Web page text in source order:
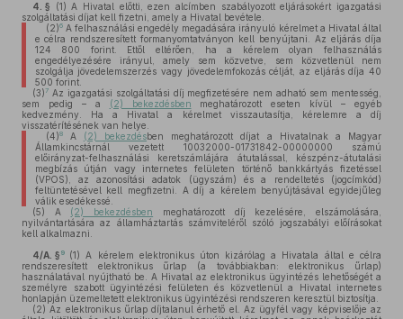
4. § (1) A Hivatal előtti, ezen alcímben szabályozott eljárásokért igazgatási
szolgáltatási díjat kell fizetni, amely a Hivatal bevétele.
(2)6A felhasználási engedély megadására irányuló kérelmet a Hivatal által
e célra rendszeresített formanyomtatványon kell benyújtani. Az eljárás díja
124 800 forint. Ettől eltérően, ha a kérelem olyan felhasználás
engedélyezésére irányul, amely sem közvetve, sem közvetlenül nem
szolgálja jövedelemszerzés vagy jövedelemfokozás célját, az eljárás díja 40
500 forint.
(3)7 Az igazgatási szolgáltatási díj megfizetésére nem adható sem mentesség,
sem pedig – a
(2) bekezdésben meghatározott eseten kívül – egyéb
kedvezmény. Ha a Hivatal a kérelmet visszautasítja, kérelemre a díj
visszatérítésének van helye.
(4)8A (2) bekezdésben meghatározott díjat a Hivatalnak a Magyar
Államkincstárnál vezetett 10032000-01731842-00000000 számú
előirányzat-felhasználási keretszámlájára átutalással, készpénz-átutalási
megbízás útján vagy internetes felületen történő bankkártyás fizetéssel
(VPOS), az azonosítási adatok (ügyszám) és a rendeltetés (jogcímkód)
feltüntetésével kell megfizetni. A díj a kérelem benyújtásával egyidejűleg
válik esedékessé.
(5) A (2) bekezdésben meghatározott díj kezelésére, elszámolására,
nyilvántartására az államháztartás számviteléről szóló jogszabályi előírásokat
kell alkalmazni.
4/A. § 9 (1) A kérelem elektronikus úton kizárólag a Hivatala által e célra
rendszeresített elektronikus űrlap (a továbbiakban: elektronikus űrlap)
használatával nyújtható be. A Hivatal az elektronikus ügyintézés lehetőségét a
személyre szabott ügyintézési felületen és közvetlenül a Hivatal internetes
honlapján üzemeltetett elektronikus ügyintézési rendszeren keresztül biztosítja.
(2) Az elektronikus űrlap díjtalanul érhető el. Az ügyfél vagy képviselője az